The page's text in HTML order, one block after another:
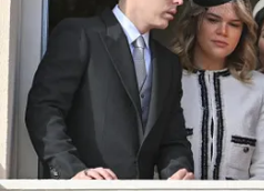
EVENTI
VIDEO
TV